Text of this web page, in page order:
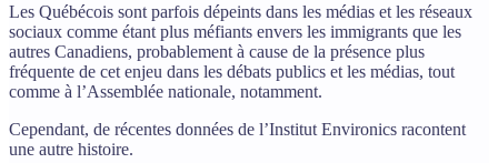
Les Québécois sont parfois dépeints dans les médias et les réseaux
sociaux comme étant plus méfiants envers les immigrants que les
autres Canadiens, probablement à cause de la présence plus
fréquente de cet enjeu dans les débats publics et les médias, tout
comme à l’Assemblée nationale, notamment.
Cependant, de récentes données de l’Institut Environics racontent
une autre histoire.